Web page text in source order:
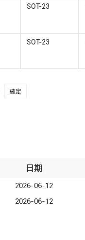
SOT-23
SOT-23
確定
日期
2026-06-12
2026-06-12